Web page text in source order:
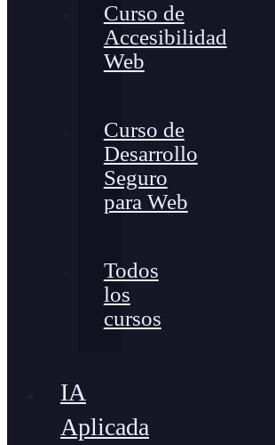
Curso de
Accesibilidad
Web
Curso de
Desarrollo
Seguro
para Web
Todos
los
cursos
IA
Aplicada